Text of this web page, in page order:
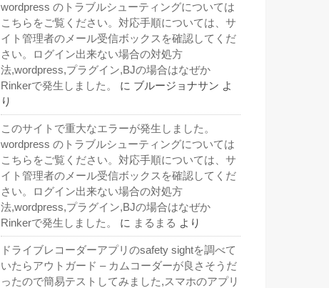
wordpress のトラブルシューティングについては
こちらをご覧ください。対応手順については、サ
イト管理者のメール受信ボックスを確認してくだ
さい。ログイン出来ない場合の対処方
法,wordpress,プラグイン,BJの場合はなぜか
Rinkerで発生しました。
に ブルージョナサン よ
り
このサイトで重大なエラーが発生しました。
wordpress のトラブルシューティングについては
こちらをご覧ください。対応手順については、サ
イト管理者のメール受信ボックスを確認してくだ
さい。ログイン出来ない場合の対処方
法,wordpress,プラグイン,BJの場合はなぜか
Rinkerで発生しました。
に まるまる より
ドライブレコーダーアプリのsafety sightを調べて
いたらアウトガード – カムコーダーが良さそうだ
ったので簡易テストしてみました,スマホのアプリ